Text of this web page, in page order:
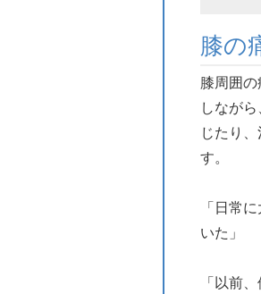
膝の
膝周囲
しなが
じたり
す。
「日常
いた」
「以前